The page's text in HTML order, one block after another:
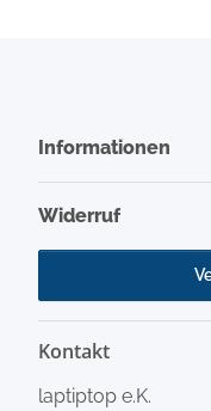
Informationen
Widerruf
Kontakt
laptiptop e.K.